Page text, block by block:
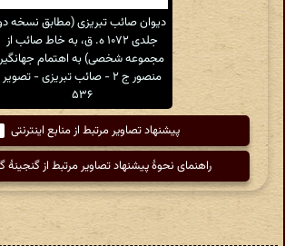
دیوان صائب تبریزی (مطابق نسخه
جلدی ۱۰۷۲ ه. ق، به خاط صائب از
مجموعه شخصی) به اهتمام جهانگیر
منصور ج ۲ - صائب تبریزی - تصویر
۵۳۶
پیشنهاد تصاویر مرتبط از منابع اینترنتی
راهنمای نحوهٔ پیشنهاد تصاویر مرتبط از گنجینهٔ